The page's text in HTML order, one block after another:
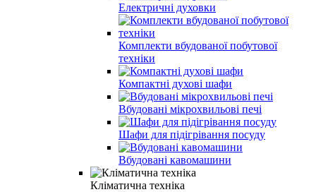
Електричні духовки
Комплекти вбудованої побутової
техніки
Компактні духові шафи
Вбудовані мікрохвильові печі
Шафи для підігрівання посуду
Вбудовані кавомашини
Кліматична техніка